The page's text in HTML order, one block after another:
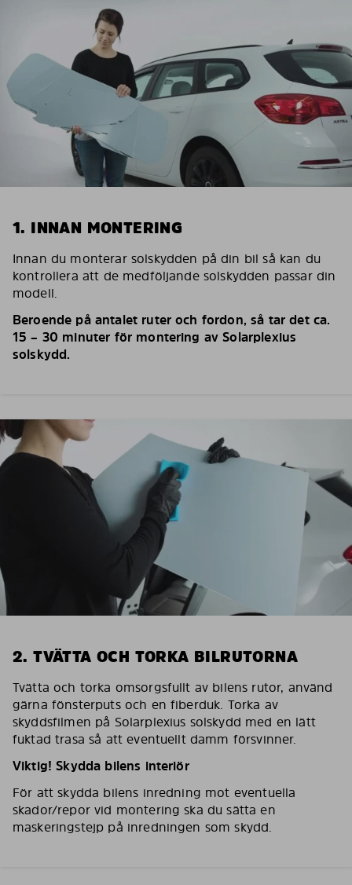
1. INNAN MONTERING
Innan du monterar solskydden på din bil så kan du
kontrollera att de medföljande solskydden passar din
modell.
Beroende på antalet ruter och fordon, så tar det ca.
15 – 30 minuter för montering av Solarplexius
solskydd.
2. TVÄTTA OCH TORKA BILRUTORNA
Tvätta och torka omsorgsfullt av bilens rutor, använd
gärna fönsterputs och en fiberduk. Torka av
skyddsfilmen på Solarplexius solskydd med en lätt
fuktad trasa så att eventuellt damm försvinner.
Viktig! Skydda bilens interiör
För att skydda bilens inredning mot eventuella
skador/repor vid montering ska du sätta en
maskeringstejp på inredningen som skydd.